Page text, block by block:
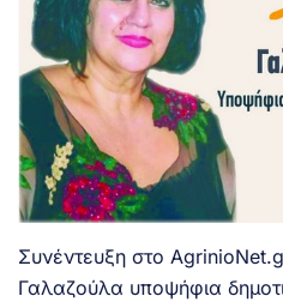
Συνέντευξη στο
Γαλαζούλα υποψήφια